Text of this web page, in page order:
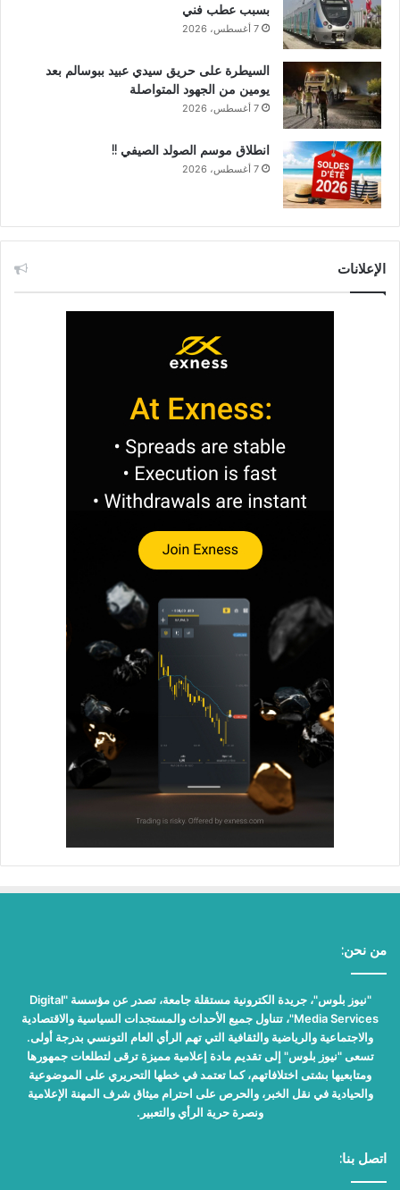
بسبب عطب فني
7 أغسطس، 2026
السيطرة على حريق سيدي عبيد ببوسالم بعد
يومين من الجهود المتواصلة
7 أغسطس، 2026
انطلاق موسم الصولد الصيفي !!
7 أغسطس، 2026
الإعلانات
من نحن:
"نيوز بلوس"، جريدة الكترونية مستقلة جامعة، تصدر عن مؤسسة "Digital
Media Services"، تتناول جميع الأحداث والمستجدات السياسية والاقتصادية
والاجتماعية والرياضية والثقافية التي تهم الرأي العام التونسي بدرجة أولى.
تسعى "نيوز بلوس" إلى تقديم مادة إعلامية مميزة ترقى لتطلعات جمهورها
ومتابعيها بشتى اختلافاتهم، كما تعتمد في خطها التحريري على الموضوعية
والحيادية في نقل الخبر، والحرص على احترام ميثاق شرف المهنة الإعلامية
ونصرة حرية الرأي والتعبير.
اتصل بنا: